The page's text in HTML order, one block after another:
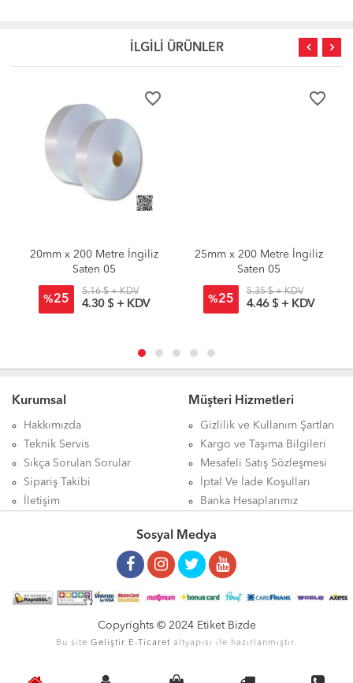
İLGİLİ ÜRÜNLER
favorite_border
20mm x 200 Metre İngiliz
Saten 05
%25
5.16 $ + KDV
4.30 $ + KDV
favorite_border
25mm x 200 Metre İngiliz
Saten 05
%25
5.35 $ + KDV
4.46 $ + KDV
Kurumsal
Hakkımızda
Teknik Servis
Sıkça Sorulan Sorular
Sipariş Takibi
İletişim
Müşteri Hizmetleri
Gizlilik ve Kullanım Şartları
Kargo ve Taşıma Bilgileri
Mesafeli Satış Sözleşmesi
İptal Ve İade Koşulları
Banka Hesaplarımız
Sosyal Medya
Copyrights © 2024 Etiket Bizde
Bu site Geliştir E-Ticaret altyapısı ile hazırlanmıştır.